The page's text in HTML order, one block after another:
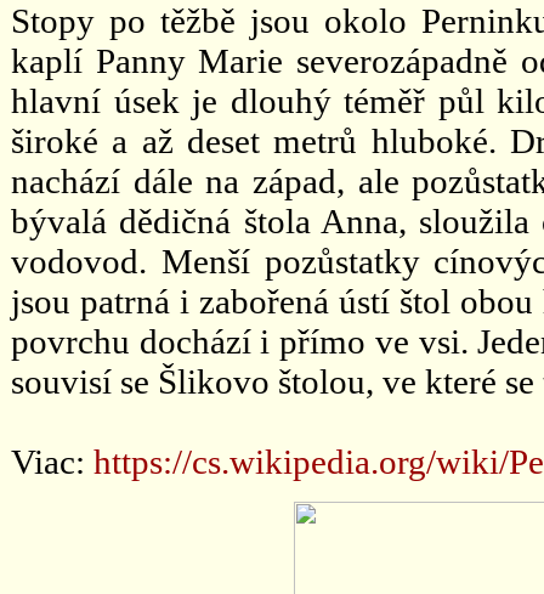
Stopy po těžbě jsou okolo
kaplí Panny Marie severozápadně
hlavní úsek je dlouhý téměř půl
široké a až deset metrů hluboké.
nachází dále na západ, ale
bývalá dědičná štola Anna,
vodovod. Menší pozůstatky
jsou patrná i zabořená ústí štol
povrchu dochází i přímo ve vsi.
souvisí se Šlikovo štolou, ve které
Viac: https://cs.wikipedia.org/wiki/